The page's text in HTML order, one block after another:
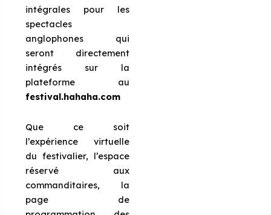
intégrales pour les
spectacles
anglophones qui
seront directement
intégrés sur la
plateforme au
festival.hahaha.com
Que ce soit
l’expérience virtuelle
du festivalier, l’espace
réservé aux
commanditaires, la
page de